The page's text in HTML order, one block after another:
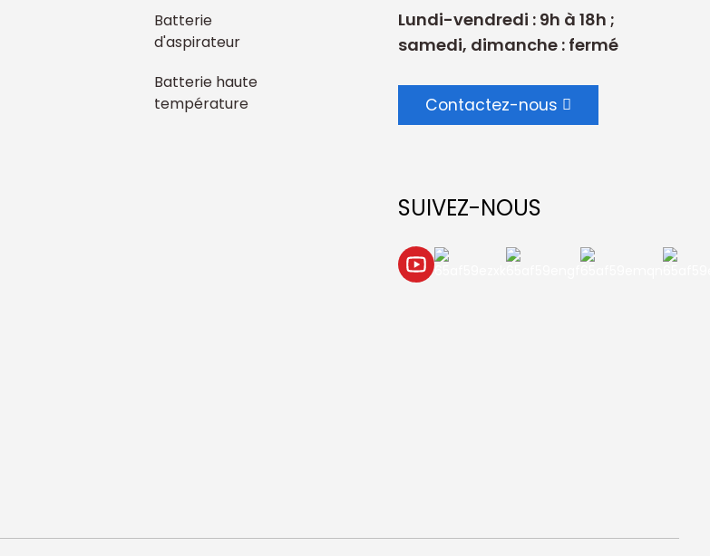
Batterie
d'aspirateur
Batterie haute
température
Lundi-vendredi : 9h à 18h ;
samedi, dimanche : fermé
Contactez-nous
SUIVEZ-NOUS